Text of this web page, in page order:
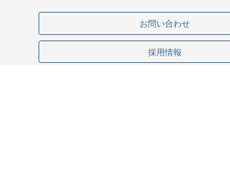
お問い合わせ
採用情報